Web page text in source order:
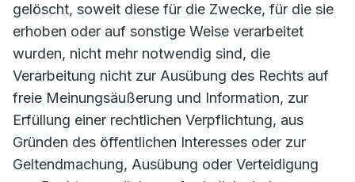
gelöscht, soweit diese für die Zwecke, für die sie
erhoben oder auf sonstige Weise verarbeitet
wurden, nicht mehr notwendig sind, die
Verarbeitung nicht zur Ausübung des Rechts auf
freie Meinungsäußerung und Information, zur
Erfüllung einer rechtlichen Verpflichtung, aus
Gründen des öffentlichen Interesses oder zur
Geltendmachung, Ausübung oder Verteidigung